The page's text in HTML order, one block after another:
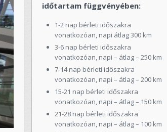
időtartam függvényében:
1-2 nap bérleti időszakra
vonatkozóan, napi átlag 300 km
3-6 nap bérleti időszakra
vonatkozóan, napi – átlag – 250 km
7-14 nap bérleti időszakra
vonatkozóan, napi – átlag – 200 km
15-21 nap bérleti időszakra
vonatkozóan, napi – átlag – 150 km
21-28 nap bérleti időszakra
vonatkozóan, napi – átlag – 100 km